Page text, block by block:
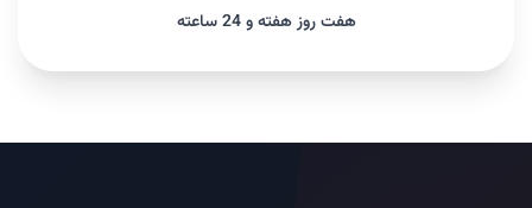
هفت روز هفته و 24 ساعته